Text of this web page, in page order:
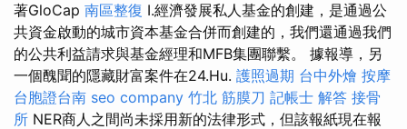
著GloCap 南區整復 I.經濟發展私人基金的創建，是通過公
共資金啟動的城市資本基金合併而創建的，我們還通過我們
的公共利益請求與基金經理和MFB集團聯繫。 據報導，另
一個醜聞的隱藏財富案件在24.Hu. 護照過期 台中外燴 按摩
台胞證台南 seo company 竹北 筋膜刀 記帳士 解答 接骨
所 NER商人之間尚未採用新的法律形式，但該報紙現在報